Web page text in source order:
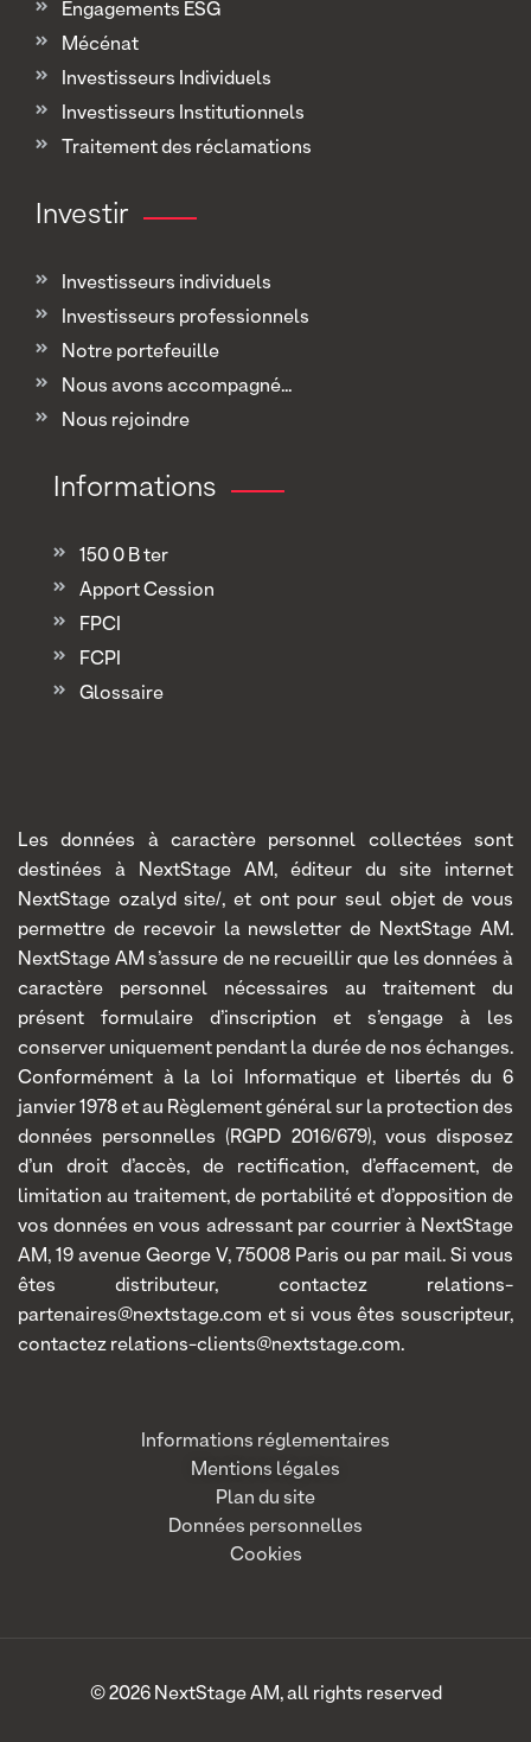
Engagements ESG
Mécénat
Investisseurs Individuels
Investisseurs Institutionnels
Traitement des réclamations
Investir
Investisseurs individuels
Investisseurs professionnels
Notre portefeuille
Nous avons accompagné...
Nous rejoindre
Informations
150 0 B ter
Apport Cession
FPCI
FCPI
Glossaire
Les données à caractère personnel collectées sont
destinées à NextStage AM, éditeur du site internet
NextStage ozalyd site/, et ont pour seul objet de vous
permettre de recevoir la newsletter de NextStage AM.
NextStage AM s’assure de ne recueillir que les données à
caractère personnel nécessaires au traitement du
présent formulaire d’inscription et s’engage à les
conserver uniquement pendant la durée de nos échanges.
Conformément à la loi Informatique et libertés du 6
janvier 1978 et au Règlement général sur la protection des
données personnelles (RGPD 2016/679), vous disposez
d’un droit d’accès, de rectification, d’effacement, de
limitation au traitement, de portabilité et d’opposition de
vos données en vous adressant par courrier à NextStage
AM, 19 avenue George V, 75008 Paris ou par mail. Si vous
êtes distributeur, contactez relations-
partenaires@nextstage.com et si vous êtes souscripteur,
contactez relations-clients@nextstage.com.
Informations réglementaires
Mentions légales
Plan du site
Données personnelles
Cookies
© 2026 NextStage AM, all rights reserved